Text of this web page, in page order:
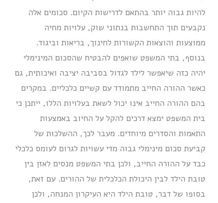
להיות גבוה יותר בהתאם לדרישות הקיום. סכומים אלה
נקבעים תוך התחשבות בנתוני שוק, עלויות מחיה
ממוצעות והוצאות הקשורות לחינוך, בריאות וביגוד.
בנוסף, בתי המשפט שואפים להבטיח שהסכום המינימלי
יהיה כזה שיאפשר לילד לגדול בסביבה יציבה ואיכותית, גם
כאשר ההורה החייב מתמודד עם קשיים כלכליים. במקרים
בהם ההורה החייב אינו יכול לשאת בעלויות הללו, ייתכן כי
בית המשפט ימצא דרכים להקל על החיוב באמצעות
התאמות והסדרים מיוחדים. מעבר לכך, ההשלכות של
קביעת סכום מינימלי גבוה מדי עשויות לגרום לעומס כלכלי
כבד על ההורה החייב, ולכן בתי המשפט מנסים לאזן בין
טובת הילד לבין היכולת הכלכלית של ההורים. עם זאת,
בסופו של דבר, טובת הילד היא העיקרון המנחה, ולכן